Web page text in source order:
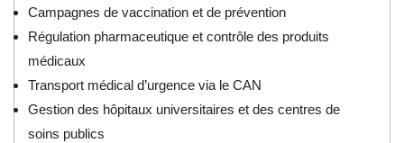
Campagnes de vaccination et de prévention
Régulation pharmaceutique et contrôle des produits
médicaux
Transport médical d’urgence via le CAN
Gestion des hôpitaux universitaires et des centres de
soins publics